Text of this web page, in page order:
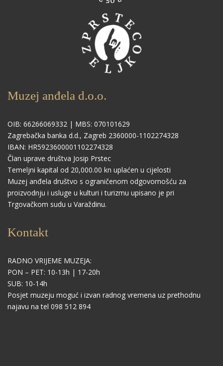
Muzej anđela d.o.o.
OIB: 66266069332 | MBS: 070101629
Zagrebačka banka d.d., Zagreb 2360000-1102274328
IBAN: HR5923600001102274328
Član uprave društva Josip Prstec
Temeljni kapital od 20,000.00 kn uplaćen u cijelosti
Muzej anđela društvo s ograničenom odgovornošću za
proizvodnju i usluge u kulturi i turizmu upisano je pri
Trgovačkom sudu u Varaždinu.
Kontakt
RADNO VRIJEME MUZEJA:
PON – PET: 10-13h | 17-20h
SUB: 10-14h
Posjet muzeju moguć i izvan radnog vremena uz prethodnu
najavu na tel 098 512 894